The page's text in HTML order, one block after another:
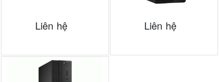
Liên hệ Liên hệ